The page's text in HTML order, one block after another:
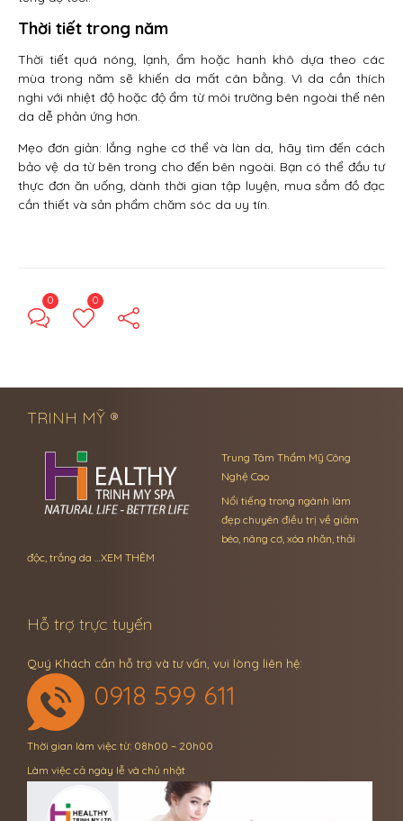
Thời tiết trong năm
Thời tiết quá nóng, lạnh, ẩm hoặc hanh khô dựa theo các
mùa trong năm sẽ khiến da mất cân bằng. Vì da cần thích
nghi với nhiệt độ hoặc độ ẩm từ môi trường bên ngoài thế nên
da dễ phản ứng hơn.
Mẹo đơn giản: lắng nghe cơ thể và làn da, hãy tìm đến cách
bảo vệ da từ bên trong cho đến bên ngoài. Bạn có thể đầu tư
thực đơn ăn uống, dành thời gian tập luyện, mua sắm đồ đạc
cần thiết và sản phẩm chăm sóc da uy tín.
0 0
TRINH MỸ ®
Trung Tâm Thẩm Mỹ Công
Nghệ Cao
Nổi tiếng trong ngành làm
đẹp chuyên điều trị về giảm
béo, nâng cơ, xóa nhăn, thải
độc, trắng da …XEM THÊM
Hỗ trợ trực tuyến
Quý Khách cần hỗ trợ và tư vấn, vui lòng liên hệ:
0918 599 611
Thời gian làm việc từ: 08h00 – 20h00
Làm việc cả ngày lễ và chủ nhật